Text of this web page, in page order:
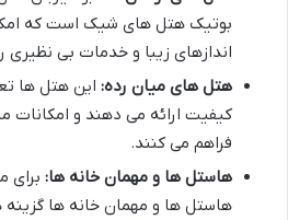
بوتیک هتل های شیک است که
اندازهای زیبا و خدمات بی نظیری
هتل های میان رده: این هتل ها
کیفیت ارائه می دهند و امکانات
فراهم می کنند.
هاستل ها و مهمان خانه ها: برای
هاستل ها و مهمان خانه ها